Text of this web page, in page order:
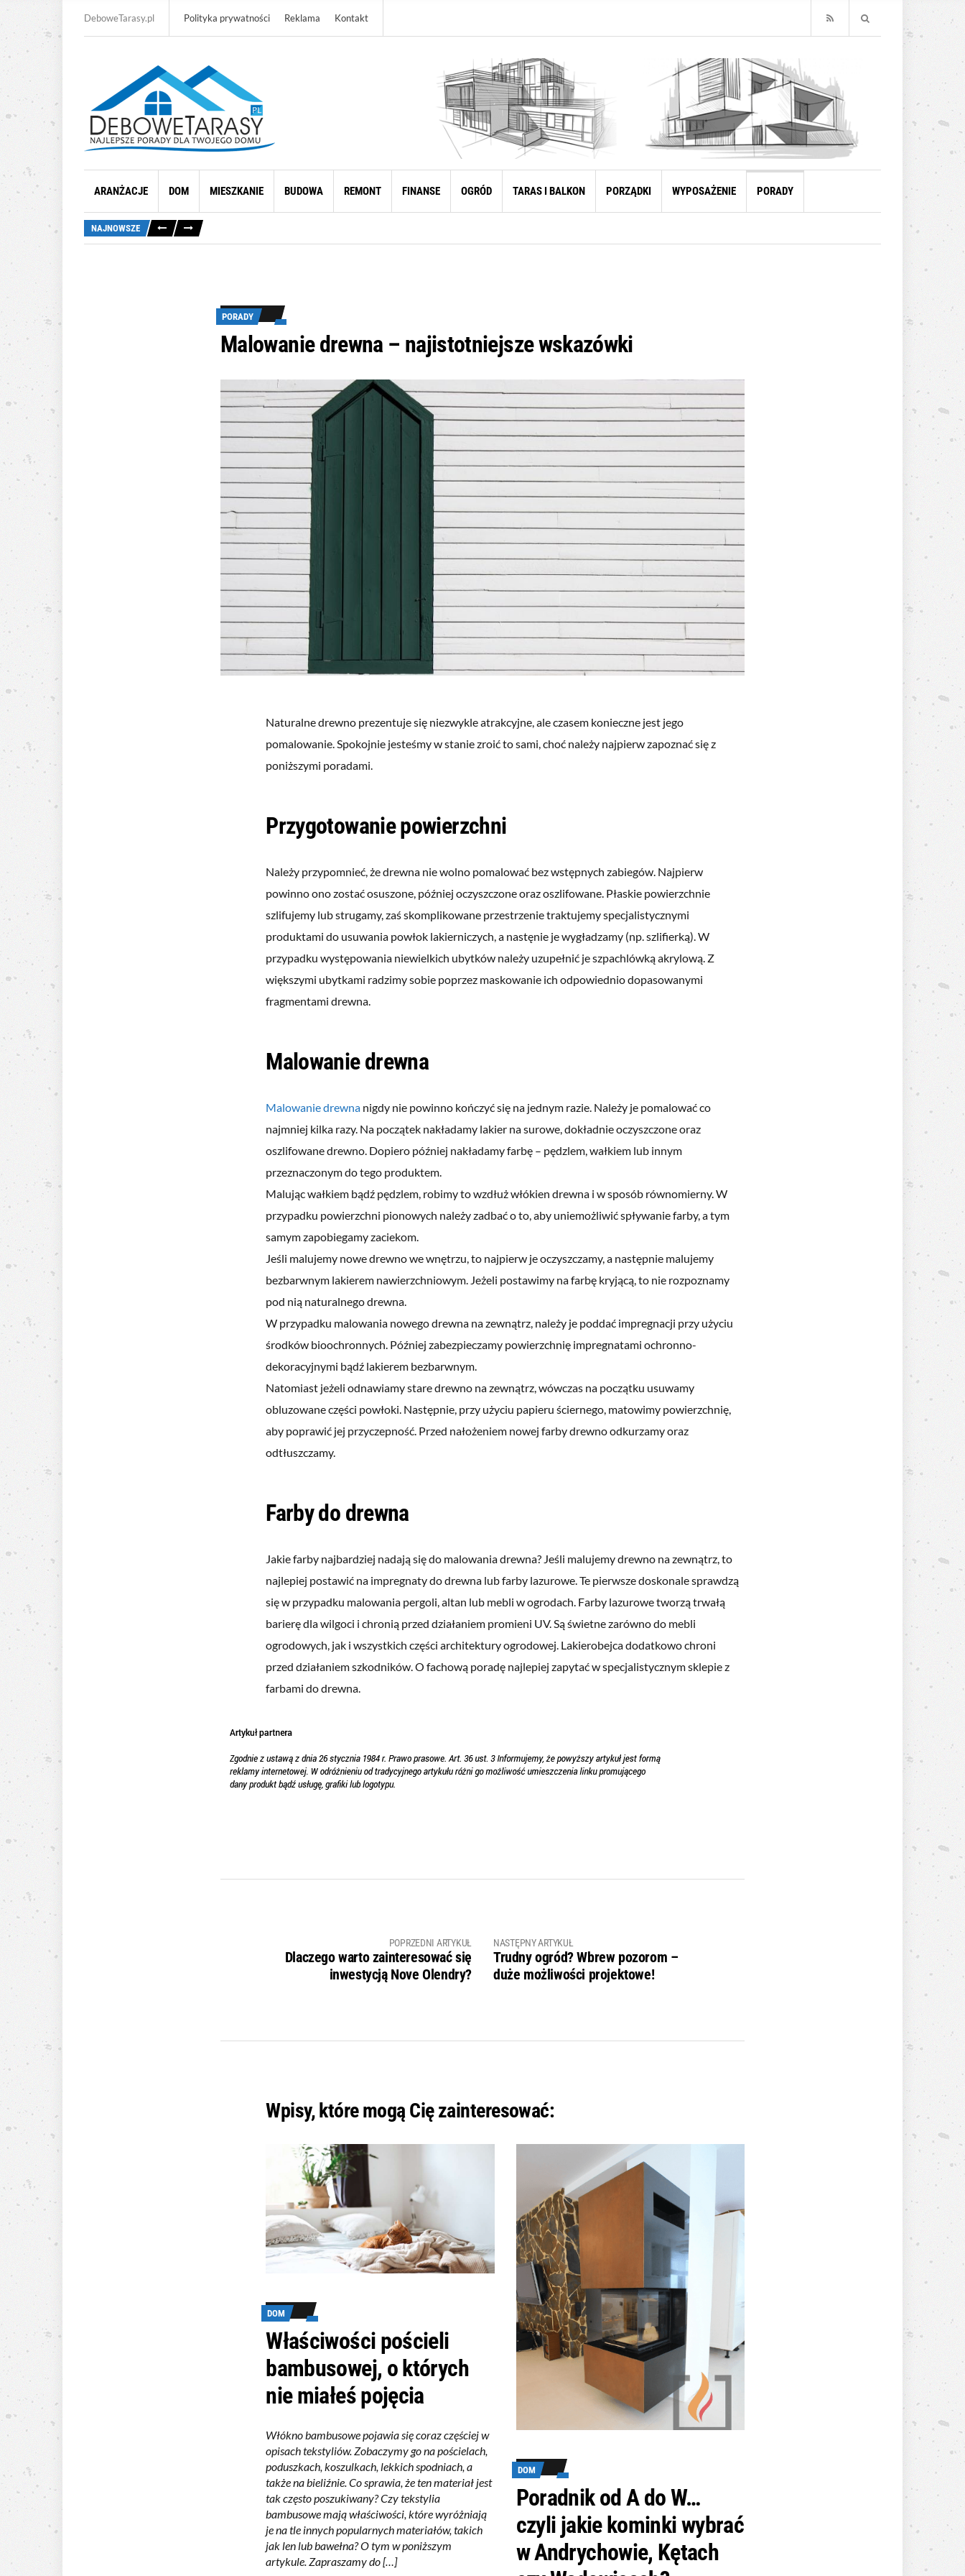
DeboweTarasy.pl Polityka prywatności Reklama Kontakt
ARANŻACJE DOM MIESZKANIE BUDOWA REMONT FINANSE OGRÓD TARAS I BALKON PORZĄDKI WYPOSAŻENIE PORADY
NAJNOWSZE
PORADY
Malowanie drewna – najistotniejsze wskazówki
Naturalne drewno prezentuje się niezwykle atrakcyjne, ale czasem konieczne jest jego
pomalowanie. Spokojnie jesteśmy w stanie zroić to sami, choć należy najpierw zapoznać się z
poniższymi poradami.
Przygotowanie powierzchni
Należy przypomnieć, że drewna nie wolno pomalować bez wstępnych zabiegów. Najpierw
powinno ono zostać osuszone, później oczyszczone oraz oszlifowane. Płaskie powierzchnie
szlifujemy lub strugamy, zaś skomplikowane przestrzenie traktujemy specjalistycznymi
produktami do usuwania powłok lakierniczych, a nastęnie je wygładzamy (np. szlifierką). W
przypadku występowania niewielkich ubytków należy uzupełnić je szpachlówką akrylową. Z
większymi ubytkami radzimy sobie poprzez maskowanie ich odpowiednio dopasowanymi
fragmentami drewna.
Malowanie drewna
Malowanie drewna nigdy nie powinno kończyć się na jednym razie. Należy je pomalować co
najmniej kilka razy. Na początek nakładamy lakier na surowe, dokładnie oczyszczone oraz
oszlifowane drewno. Dopiero później nakładamy farbę – pędzlem, wałkiem lub innym
przeznaczonym do tego produktem.
Malując wałkiem bądź pędzlem, robimy to wzdłuż włókien drewna i w sposób równomierny. W
przypadku powierzchni pionowych należy zadbać o to, aby uniemożliwić spływanie farby, a tym
samym zapobiegamy zaciekom.
Jeśli malujemy nowe drewno we wnętrzu, to najpierw je oczyszczamy, a następnie malujemy
bezbarwnym lakierem nawierzchniowym. Jeżeli postawimy na farbę kryjącą, to nie rozpoznamy
pod nią naturalnego drewna.
W przypadku malowania nowego drewna na zewnątrz, należy je poddać impregnacji przy użyciu
środków bioochronnych. Później zabezpieczamy powierzchnię impregnatami ochronno-
dekoracyjnymi bądź lakierem bezbarwnym.
Natomiast jeżeli odnawiamy stare drewno na zewnątrz, wówczas na początku usuwamy
obluzowane części powłoki. Następnie, przy użyciu papieru ściernego, matowimy powierzchnię,
aby poprawić jej przyczepność. Przed nałożeniem nowej farby drewno odkurzamy oraz
odtłuszczamy.
Farby do drewna
Jakie farby najbardziej nadają się do malowania drewna? Jeśli malujemy drewno na zewnątrz, to
najlepiej postawić na impregnaty do drewna lub farby lazurowe. Te pierwsze doskonale sprawdzą
się w przypadku malowania pergoli, altan lub mebli w ogrodach. Farby lazurowe tworzą trwałą
barierę dla wilgoci i chronią przed działaniem promieni UV. Są świetne zarówno do mebli
ogrodowych, jak i wszystkich części architektury ogrodowej. Lakierobejca dodatkowo chroni
przed działaniem szkodników. O fachową poradę najlepiej zapytać w specjalistycznym sklepie z
farbami do drewna.
POPRZEDNI ARTYKUŁ
Dlaczego warto zainteresować się
inwestycją Nove Olendry?
NASTĘPNY ARTYKUŁ
Trudny ogród? Wbrew pozorom –
duże możliwości projektowe!
Wpisy, które mogą Cię zainteresować:
DOM
Właściwości pościeli
bambusowej, o których
nie miałeś pojęcia
Włókno bambusowe pojawia się coraz częściej w
opisach tekstyliów. Zobaczymy go na pościelach,
poduszkach, koszulkach, lekkich spodniach, a
także na bieliźnie. Co sprawia, że ten materiał jest
tak często poszukiwany? Czy tekstylia
bambusowe mają właściwości, które wyróżniają
je na tle innych popularnych materiałów, takich
jak len lub bawełna? O tym w poniższym
artykule. Zapraszamy do […]
DOM
Poradnik od A do W…
czyli jakie kominki wybrać
w Andrychowie, Kętach